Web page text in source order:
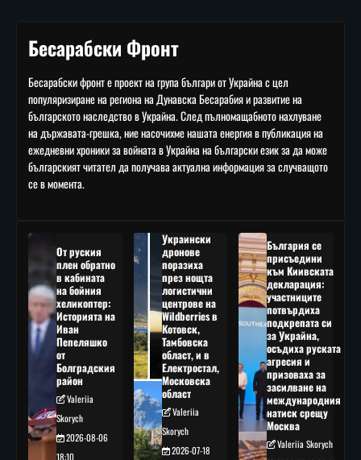
Бесарабски Фронт
Бесарабски фронт е проект на група българи от Украйна с цел
популяризиране на региона на Дунавска Бесарабия и развитие на
българското наследство в Украйна. След пълномащабното нахлуване
на държавата-грешка, ние насочихме нашата енергия в публикация на
ежедневни хроники за войната в Украйна на български език за да може
българският читател да получава актуална информация за случващото
се в момента.
От руския
плен обратно
в кабината
на бойния
хеликоптер:
Историята на
Иван
Пепеляшко
от
Болградския
район
Valeriia
Skorych
2026-08-06
18:10
Украински
дронове
поразиха
през нощта
логистични
центрове на
Wildberries в
Котовск,
Тамбовска
област, и в
Електростал,
Московска
област
Valeriia
Skorych
2026-07-18
България се
присъедини
към Киивската
декларация:
участниците
потвърдиха
подкрепата си
за Украйна,
осъдиха руската
агресия и
призоваха за
засилване на
международния
натиск срещу
Москва
Valeriia Skorych